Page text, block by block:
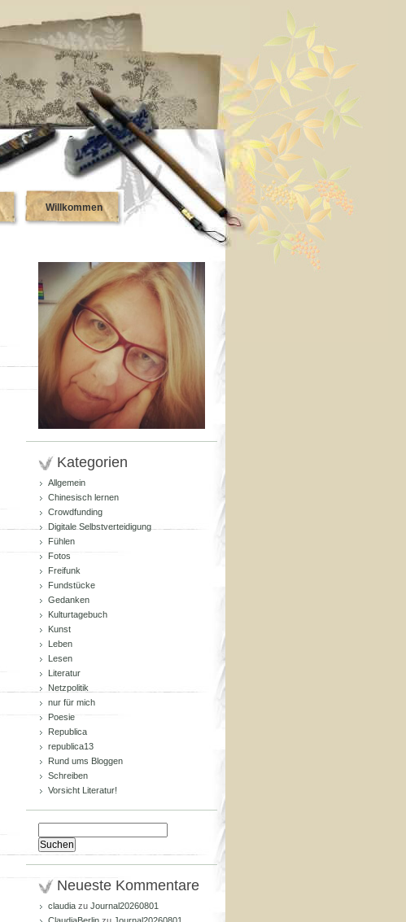
Willkommen
Kategorien
Allgemein
Chinesisch lernen
Crowdfunding
Digitale Selbstverteidigung
Fühlen
Fotos
Freifunk
Fundstücke
Gedanken
Kulturtagebuch
Kunst
Leben
Lesen
Literatur
Netzpolitik
nur für mich
Poesie
Republica
republica13
Rund ums Bloggen
Schreiben
Vorsicht Literatur!
nach:
Neueste Kommentare
claudia zu Journal20260801